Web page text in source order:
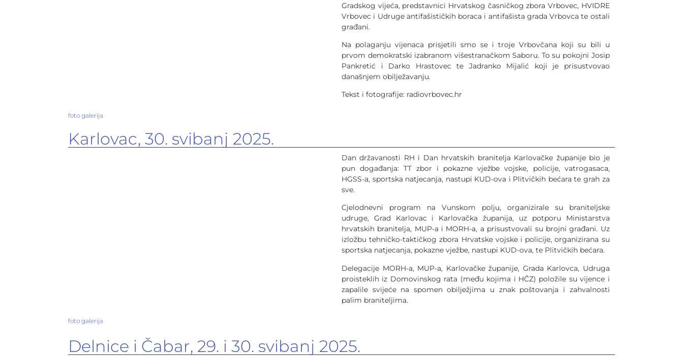
Gradskog vijeća, predstavnici Hrvatskog časničkog zbora Vrbovec, HVIDRE
Vrbovec i Udruge antifašističkih boraca i antifašista grada Vrbovca te ostali
građani.
Na polaganju vijenaca prisjetili smo se i troje Vrbovčana koji su bili u
prvom demokratski izabranom višestranačkom Saboru. To su pokojni Josip
Pankretić i Darko Hrastovec te Jadranko Mijalić koji je prisustvovao
današnjem obilježavanju.
Tekst i fotografije: radiovrbovec.hr
foto galerija
Karlovac, 30. svibanj 2025.
Dan državanosti RH i Dan hrvatskih branitelja Karlovačke županije bio je
pun događanja: TT zbor i pokazne vježbe vojske, policije, vatrogasaca,
HGSS-a, sportska natjecanja, nastupi KUD-ova i Plitvičkih bećara te grah za
sve.
Cjelodnevni program na Vunskom polju, organizirale su braniteljske
udruge, Grad Karlovac i Karlovačka županija, uz potporu Ministarstva
hrvatskih branitelja, MUP-a i MORH-a, a prisustvovali su brojni građani. Uz
izložbu tehničko-taktičkog zbora Hrvatske vojske i policije, organizirana su
sportska natjecanja, pokazne vježbe, nastupi KUD-ova, te Plitvičkih bećara.
Delegacije MORH-a, MUP-a, Karlovačke županije, Grada Karlovca, Udruga
proisteklih iz Domovinskog rata (među kojima i HČZ) položile su vijence i
zapalile svijeće na spomen obilježjima u znak poštovanja i zahvalnosti
palim braniteljima.
foto galerija
Delnice i Čabar, 29. i 30. svibanj 2025.